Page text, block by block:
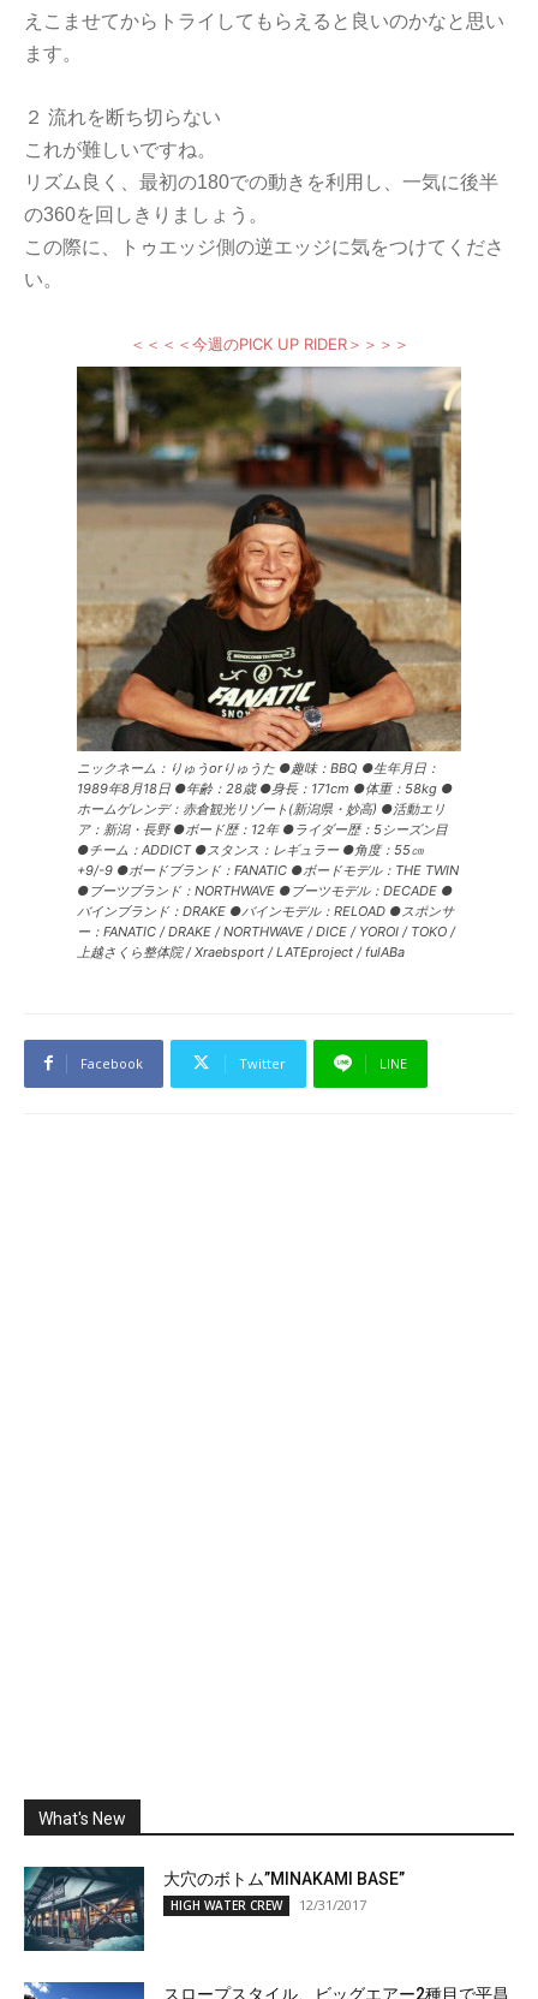
えこませてからトライしてもらえると良いのかなと思い
ます。
２ 流れを断ち切らない
これが難しいですね。
リズム良く、最初の180での動きを利用し、一気に後半
の360を回しきりましょう。
この際に、トゥエッジ側の逆エッジに気をつけてくださ
い。
＜＜＜＜今週のPICK UP RIDER＞＞＞＞
ニックネーム：りゅうorりゅうた ●趣味：BBQ ●生年月日：
1989年8月18日 ●年齢：28歳 ●身長：171cm ●体重：58kg ●
ホームゲレンデ：赤倉観光リゾート(新潟県・妙高) ●活動エリ
ア：新潟・長野 ●ボード歴：12年 ●ライダー歴：5シーズン目
●チーム：ADDICT ●スタンス：レギュラー ●角度：55㎝
+9/-9 ●ボードブランド：FANATIC ●ボードモデル：THE TWIN
●ブーツブランド：NORTHWAVE ●ブーツモデル：DECADE ●
バインブランド：DRAKE ●バインモデル：RELOAD ●スポンサ
ー：FANATIC / DRAKE / NORTHWAVE / DICE / YOROI / TOKO /
上越さくら整体院 / Xraebsport / LATEproject / fulABa
Facebook Twitter LINE
What's New
大穴のボトム”MINAKAMI BASE”
HIGH WATER CREW 12/31/2017
スロープスタイル、ビッグエアー2種目で平昌